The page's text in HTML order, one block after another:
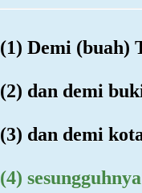
(1) Demi (buah)
(2) dan demi
(3) dan demi
(4)